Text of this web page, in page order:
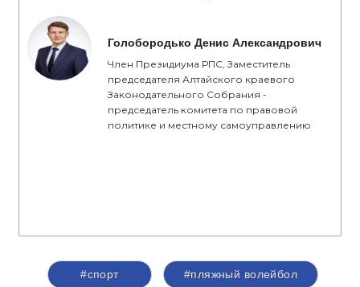
Голобородько Денис Александрович
Член Президиума РПС, Заместитель
председателя Алтайского краевого
Законодательного Собрания -
председатель комитета по правовой
политике и местному самоуправлению
#спорт #пляжный волейбол